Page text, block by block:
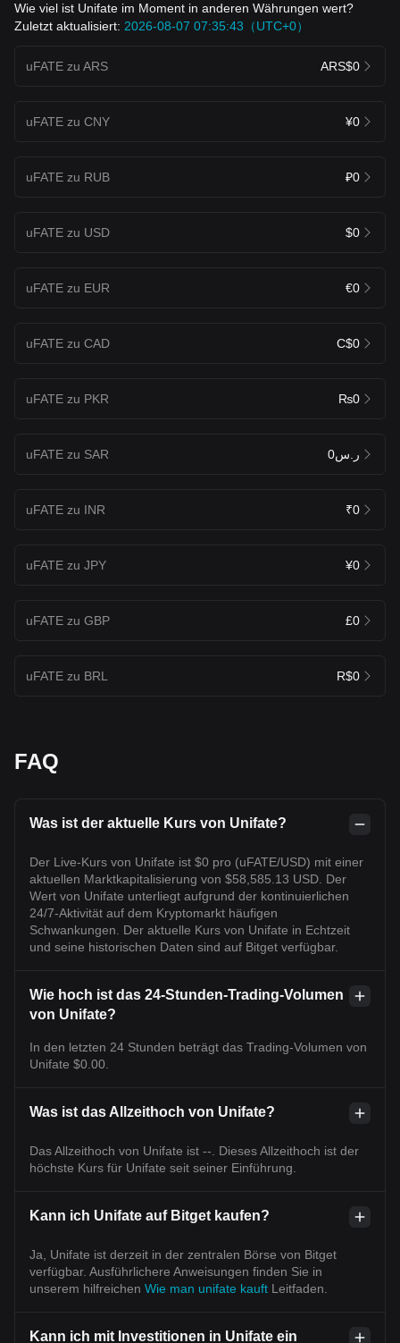
Wie viel ist Unifate im Moment in anderen Währungen wert?
Zuletzt aktualisiert: 2026-08-07 07:35:43（UTC+0）
uFATE zu ARS ARS$0
uFATE zu CNY ¥0
uFATE zu RUB ₽0
uFATE zu USD $0
uFATE zu EUR €0
uFATE zu CAD C$0
uFATE zu PKR ₨0
uFATE zu SAR ر.س0
uFATE zu INR ₹0
uFATE zu JPY ¥0
uFATE zu GBP £0
uFATE zu BRL R$0
FAQ
Was ist der aktuelle Kurs von Unifate?
Der Live-Kurs von Unifate ist $0 pro (uFATE/USD) mit einer
aktuellen Marktkapitalisierung von $58,585.13 USD. Der
Wert von Unifate unterliegt aufgrund der kontinuierlichen
24/7-Aktivität auf dem Kryptomarkt häufigen
Schwankungen. Der aktuelle Kurs von Unifate in Echtzeit
und seine historischen Daten sind auf Bitget verfügbar.
Wie hoch ist das 24-Stunden-Trading-Volumen
von Unifate?
In den letzten 24 Stunden beträgt das Trading-Volumen von
Unifate $0.00.
Was ist das Allzeithoch von Unifate?
Das Allzeithoch von Unifate ist --. Dieses Allzeithoch ist der
höchste Kurs für Unifate seit seiner Einführung.
Kann ich Unifate auf Bitget kaufen?
Ja, Unifate ist derzeit in der zentralen Börse von Bitget
verfügbar. Ausführlichere Anweisungen finden Sie in
unserem hilfreichen Wie man unifate kauft Leitfaden.
Kann ich mit Investitionen in Unifate ein